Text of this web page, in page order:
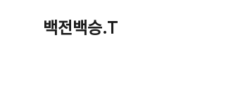
백전백승.T